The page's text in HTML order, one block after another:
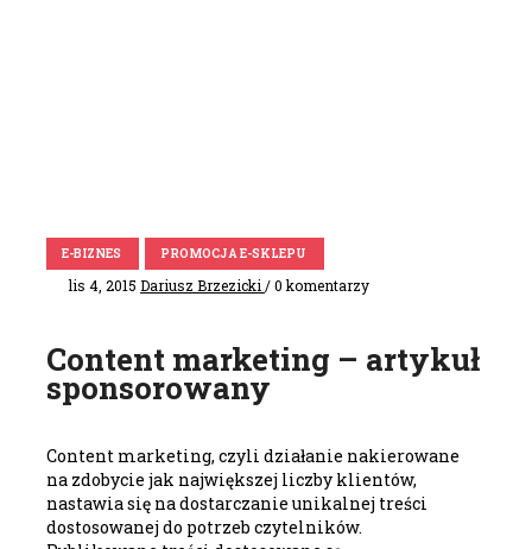
E-BIZNES PROMOCJA E-SKLEPU
lis 4, 2015 Dariusz Brzezicki / 0 komentarzy
Content marketing – artykuł
sponsorowany
Content marketing, czyli działanie nakierowane
na zdobycie jak największej liczby klientów,
nastawia się na dostarczanie unikalnej treści
dostosowanej do potrzeb czytelników.